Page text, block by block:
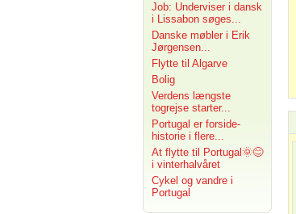
Job: Underviser i dansk
i Lissabon søges...
Danske møbler i Erik
Jørgensen...
Flytte til Algarve
Bolig
Verdens længste
togrejse starter...
Portugal er forside-
historie i flere...
At flytte til Portugal🌞😊
i vinterhalvåret
Cykel og vandre i
Portugal